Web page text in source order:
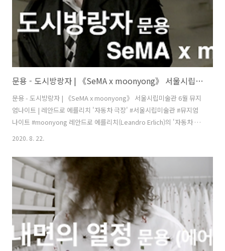
문용 - 도시방랑자 | 《SeMA x moonyong》 서울시립미술관 6월 뮤지엄나이트 | 레안드로 에를리치 '자동차 극장'
문용 - 도시방랑자 | 《SeMA x moonyong》 서울시립미술관 6월 뮤지
엄나이트 | 레안드로 에를리치 '자동차 극장' #서울시립미술관 #뮤지엄
나이트 #moonyong 레안드로 에를리치(Leandro Erlich)의 '자동차 극
들과 비슷한 자동차들이 방랑하는 모습을 관람하고 있습니다. 우리 인간
들이 극장에 모여 영화를 관람하는 것과 비슷한 모습입니다. 영화관람이
란 결국 인간사 구경이 아닐까 생각이 듭니다. 영화 속 기승전결 따라 갈
등 겪고 해결해가는 과정, 우리는 그 방랑을 감상하고 있습니다. 문용 유
튜브 채널 구독하기: https://www.youtube.com..
2020. 8. 22.